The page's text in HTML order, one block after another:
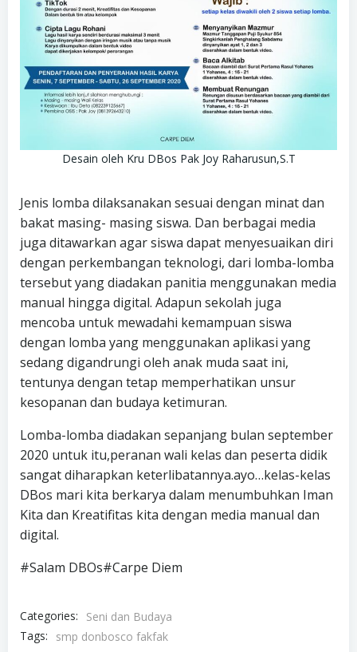
Desain oleh Kru DBos Pak Joy Raharusun,S.T
Jenis lomba dilaksanakan sesuai dengan minat dan
bakat masing- masing siswa. Dan berbagai media
juga ditawarkan agar siswa dapat menyesuaikan diri
dengan perkembangan teknologi, dari lomba-lomba
tersebut yang diadakan panitia menggunakan media
manual hingga digital. Adapun sekolah juga
mencoba untuk mewadahi kemampuan siswa
dengan lomba yang menggunakan aplikasi yang
sedang digandrungi oleh anak muda saat ini,
tentunya dengan tetap memperhatikan unsur
kesopanan dan budaya ketimuran.
Lomba-lomba diadakan sepanjang bulan september
2020 untuk itu,peranan wali kelas dan peserta didik
sangat diharapkan keterlibatannya.ayo…kelas-kelas
DBos mari kita berkarya dalam menumbuhkan Iman
Kita dan Kreatifitas kita dengan media manual dan
digital.
#Salam DBOs#Carpe Diem
Categories:
Seni dan Budaya
Tags:
smp donbosco fakfak